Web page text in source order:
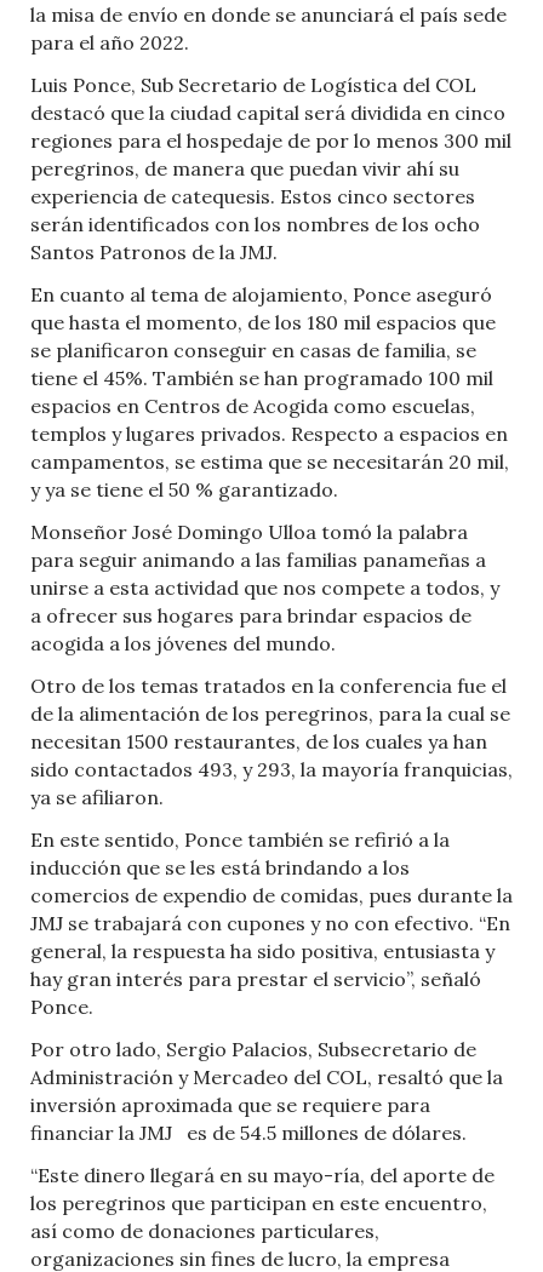
la misa de envío en donde se anunciará el país sede
para el año 2022.
Luis Ponce, Sub Secretario de Logística del COL
destacó que la ciudad capital será dividida en cinco
regiones para el hospedaje de por lo menos 300 mil
peregrinos, de manera que puedan vivir ahí su
experiencia de catequesis. Estos cinco sectores
serán identificados con los nombres de los ocho
Santos Patronos de la JMJ.
En cuanto al tema de alojamiento, Ponce aseguró
que hasta el momento, de los 180 mil espacios que
se planificaron conseguir en casas de familia, se
tiene el 45%. También se han programado 100 mil
espacios en Centros de Acogida como escuelas,
templos y lugares privados. Respecto a espacios en
campamentos, se estima que se necesitarán 20 mil,
y ya se tiene el 50 % garantizado.
Monseñor José Domingo Ulloa tomó la palabra
para seguir animando a las familias panameñas a
unirse a esta actividad que nos compete a todos, y
a ofrecer sus hogares para brindar espacios de
acogida a los jóvenes del mundo.
Otro de los temas tratados en la conferencia fue el
de la alimentación de los peregrinos, para la cual se
necesitan 1500 restaurantes, de los cuales ya han
sido contactados 493, y 293, la mayoría franquicias,
ya se afiliaron.
En este sentido, Ponce también se refirió a la
inducción que se les está brindando a los
comercios de expendio de comidas, pues durante la
JMJ se trabajará con cupones y no con efectivo. “En
general, la respuesta ha sido positiva, entusiasta y
hay gran interés para prestar el servicio”, señaló
Ponce.
Por otro lado, Sergio Palacios, Subsecretario de
Administración y Mercadeo del COL, resaltó que la
inversión aproximada que se requiere para
financiar la JMJ es de 54.5 millones de dólares.
“Este dinero llegará en su mayo-ría, del aporte de
los peregrinos que participan en este encuentro,
así como de donaciones particulares,
organizaciones sin fines de lucro, la empresa